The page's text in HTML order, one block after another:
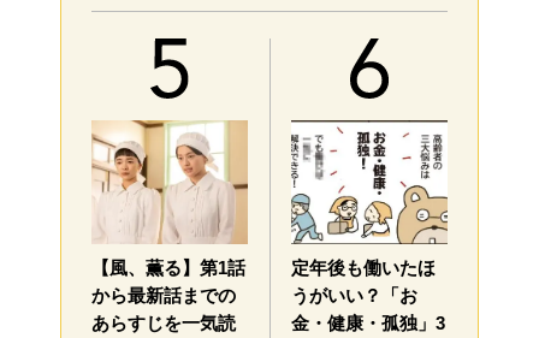
【風、薫る】第1話
から最新話までの
あらすじを一気読
定年後も働いたほ
うがいい？「お
金・健康・孤独」3